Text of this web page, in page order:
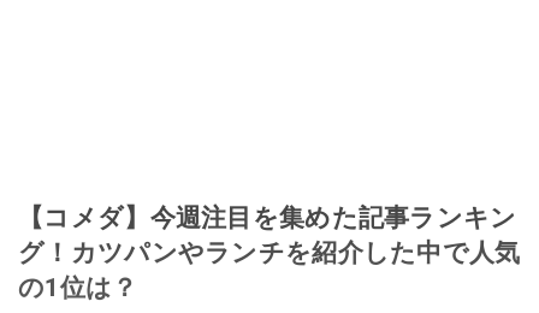
【コメダ】今週注目を集めた記事ランキン
グ！カツパンやランチを紹介した中で人気
の1位は？